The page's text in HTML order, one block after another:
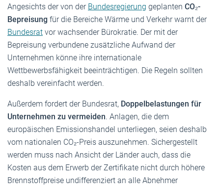
Angesichts der von der Bundesregierung geplanten CO₂-
Bepreisung für die Bereiche Wärme und Verkehr warnt der
Bundesrat vor wachsender Bürokratie. Der mit der
Bepreisung verbundene zusätzliche Aufwand der
Unternehmen könne ihre internationale
Wettbewerbsfähigkeit beeinträchtigen. Die Regeln sollten
deshalb vereinfacht werden.
Außerdem fordert der Bundesrat, Doppelbelastungen für
Unternehmen zu vermeiden. Anlagen, die dem
europäischen Emissionshandel unterliegen, seien deshalb
vom nationalen CO₂-Preis auszunehmen. Sichergestellt
werden muss nach Ansicht der Länder auch, dass die
Kosten aus dem Erwerb der Zertifikate nicht durch höhere
Brennstoffpreise undifferenziert an alle Abnehmer